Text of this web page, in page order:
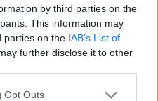
by third parties on the
This information may
parties on the IAB’s List of
further disclose it to other
uses one or more Google
Opt Outs